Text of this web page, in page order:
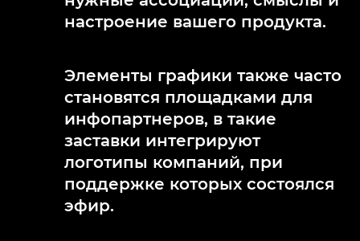
настроение вашего продукта.
Элементы графики также часто
становятся площадками для
инфопартнеров, в такие
заставки интегрируют
логотипы компаний, при
поддержке которых состоялся
эфир.